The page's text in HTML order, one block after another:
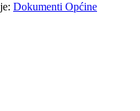
Dokumenti Općine